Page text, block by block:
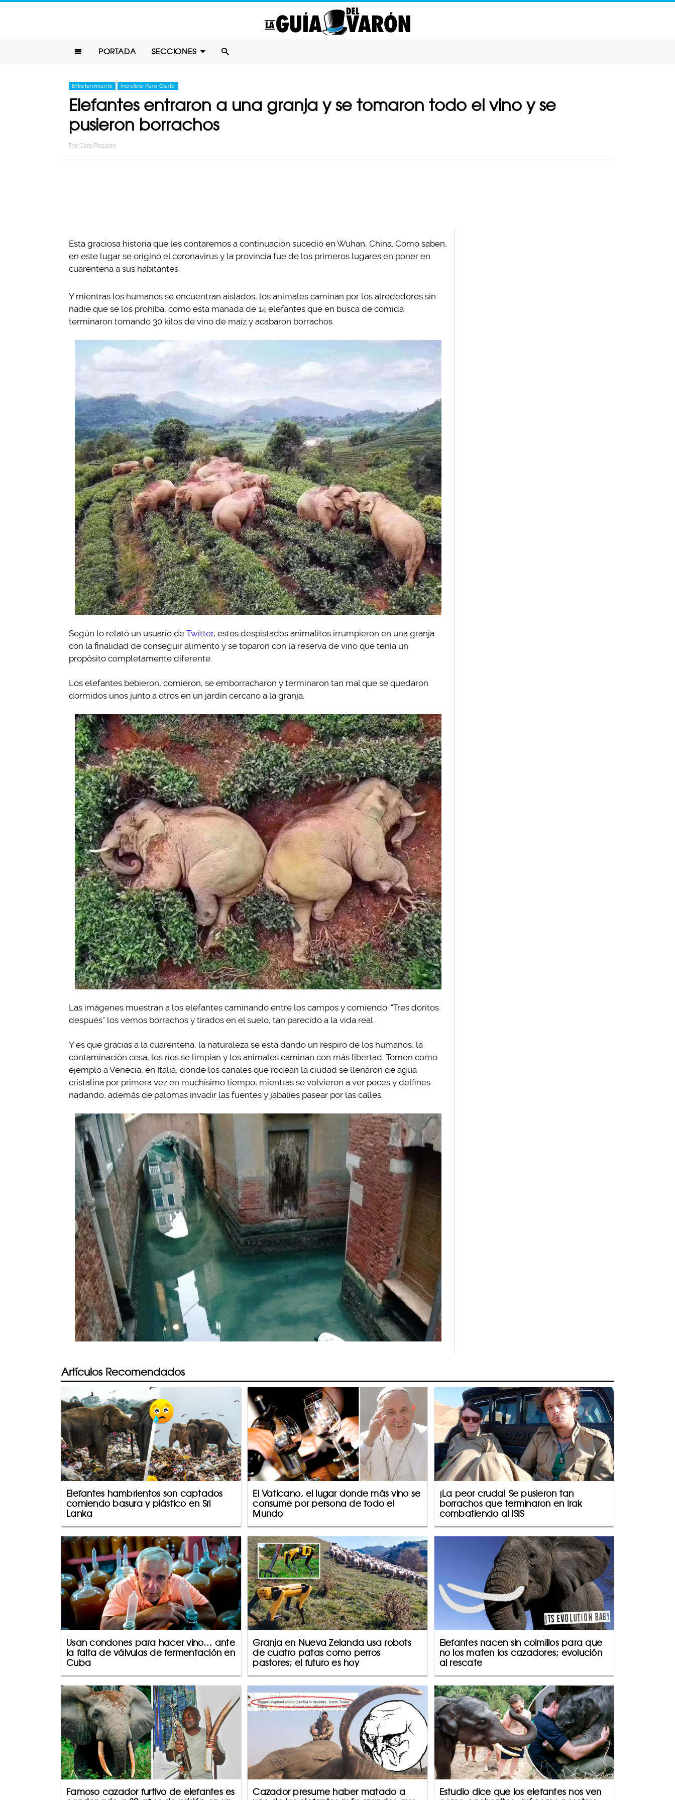
PORTADA SECCIONES
Entretenimiento Increíble Pero Cierto
Elefantes entraron a una granja y se tomaron todo el vino y se
pusieron borrachos
Por Caro Rosales
Esta graciosa historia que les contaremos a continuación sucedió en Wuhan, China. Como saben,
en este lugar se originó el coronavirus y la provincia fue de los primeros lugares en poner en
cuarentena a sus habitantes.
Y mientras los humanos se encuentran aislados, los animales caminan por los alrededores sin
nadie que se los prohíba, como esta manada de 14 elefantes que en busca de comida
terminaron tomando 30 kilos de vino de maíz y acabaron borrachos.
Según lo relató un usuario de Twitter, estos despistados animalitos irrumpieron en una granja
con la finalidad de conseguir alimento y se toparon con la reserva de vino que tenía un
propósito completamente diferente.
Los elefantes bebieron, comieron, se emborracharon y terminaron tan mal que se quedaron
dormidos unos junto a otros en un jardín cercano a la granja.
Las imágenes muestran a los elefantes caminando entre los campos y comiendo. “Tres doritos
después” los vemos borrachos y tirados en el suelo, tan parecido a la vida real.
Y es que gracias a la cuarentena, la naturaleza se está dando un respiro de los humanos, la
contaminación cesa, los ríos se limpian y los animales caminan con más libertad. Tomen como
ejemplo a Venecia, en Italia, donde los canales que rodean la ciudad se llenaron de agua
cristalina por primera vez en muchísimo tiempo, mientras se volvieron a ver peces y delfines
nadando, además de palomas invadir las fuentes y jabalíes pasear por las calles.
Artículos Recomendados
Elefantes hambrientos son captados
comiendo basura y plástico en Sri
Lanka
El Vaticano, el lugar donde más vino se
consume por persona de todo el
Mundo
¡La peor cruda! Se pusieron tan
borrachos que terminaron en Irak
combatiendo al ISIS
Usan condones para hacer vino… ante
la falta de válvulas de fermentación en
Cuba
Granja en Nueva Zelanda usa robots
de cuatro patas como perros
pastores; el futuro es hoy
Elefantes nacen sin colmillos para que
no los maten los cazadores; evolución
al rescate
Famoso cazador furtivo de elefantes es
Cazador presume haber matado a
Estudio dice que los elefantes nos ven